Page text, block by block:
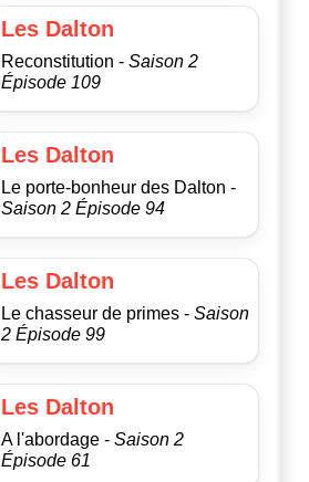
Les Dalton
Reconstitution - Saison 2
Épisode 109
Les Dalton
Le porte-bonheur des Dalton -
Saison 2 Épisode 94
Les Dalton
Le chasseur de primes - Saison
2 Épisode 99
Les Dalton
A l'abordage - Saison 2
Épisode 61